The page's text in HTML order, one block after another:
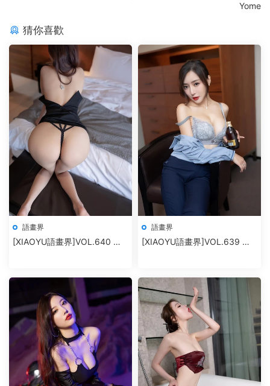
Yome
猜你喜歡
語畫界
[XIAOYU語畫界]VOL.640 楊
語畫界
[XIAOYU語畫界]VOL.639 王